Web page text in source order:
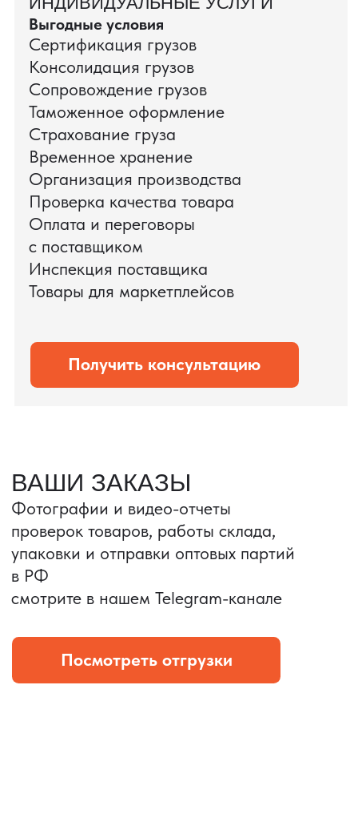
КЕЙС ПАО «РОСТЕЛЕКОМ»
ПАО «Ростелеком» доверяет нам полный
цикл международных поставок — от
поиска и проверки поставщиков до
доставки оборудования.
Мы обеспечили полный цикл работ:
проверку продукции, логистику,
таможенное оформление и контроль
сроков. В результате все товары были
доставлены точно в срок и без
дополнительных рисков.
PRO TORG — проверенный партнёр по
международной логистике для ведущих
федеральных компаний.
Оставить заявку
Портативные колонки
Условия: Тираж 3100 шт.
Колонка с шнуром
зарядным, без коробки
и ложемента (эвы).
Условия: Тираж 5900 шт.
15w.
Комплект: устройство +
провод Type C.
КОНТРОЛЬ КАЧЕСТВА
Проверка по ТЗ включает: